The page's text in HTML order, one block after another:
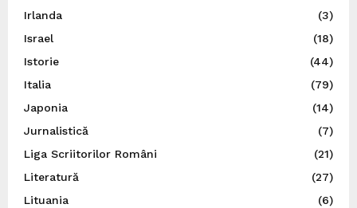
Irlanda
(3)
Israel
(18)
Istorie
(44)
Italia
(79)
Japonia
(14)
Jurnalistică
(7)
Liga Scriitorilor Români
(21)
Literatură
(27)
Lituania
(6)